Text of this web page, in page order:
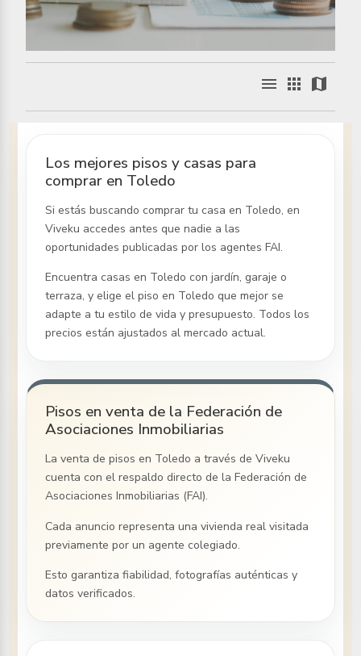
menu apps map
Los mejores pisos y casas para
comprar en Toledo
Si estás buscando comprar tu casaen Toledo, en
Viveku accedes antes que nadie a las
oportunidades publicadas por los agentes FAI.
Encuentra casasen Toledo con jardín, garaje o
terraza, y elige el pisoen Toledo que mejor se
adapte a tu estilo de vida y presupuesto. Todos los
precios están ajustados al mercado actual.
Pisos en venta de la Federación de
Asociaciones Inmobiliarias
La venta de pisosen Toledo a través de Viveku
cuenta con el respaldo directo de la Federación de
Asociaciones Inmobiliarias (FAI).
Cada anuncio representa una vivienda real visitada
previamente por un agente colegiado.
Esto garantiza fiabilidad, fotografías auténticas y
datos verificados.